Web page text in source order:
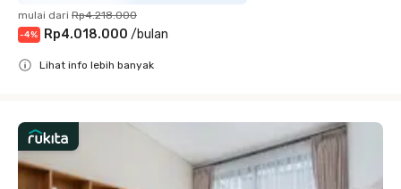
mulai dari Rp4.218.000
-4% Rp4.018.000 /bulan
Lihat info lebih banyak